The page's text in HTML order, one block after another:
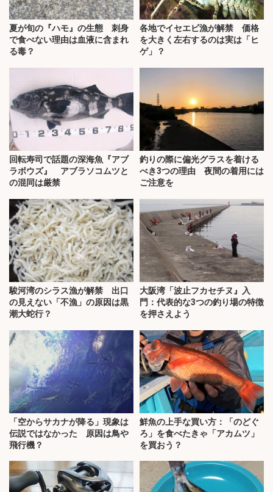
夏が旬の『ハモ』の生態 刺身
で食べない理由は血液に含まれ
る毒？
各地でイセエビ漁が解禁 価格
を大きく左右するのは実は「ヒ
ゲ」？
回転寿司で話題の深海魚『アブ
ラボウズ』 アブラソコムツと
の混同は厳禁
釣りの際に偏光グラスを着ける
べき3つの理由 夜間の着用には
ご注意を
駿河湾のシラス漁が解禁 出口
の見えない「不漁」の原因は黒
潮大蛇行？
大阪湾「波止フカセチヌ』入
門：代表的な3つの釣り場の特徴
を押さえよう
「空からサカナが降る」現象は
伝説ではなかった 原因は鳥や
飛行機？
鮮魚の上手な買い方：「のどぐ
ろ」を食べたきゃ「アカムツ」
を買おう？